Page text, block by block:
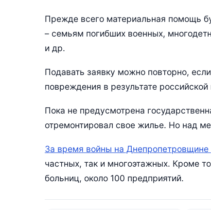
Прежде всего материальная помощь
– семьям погибших военных,
и др.
Подавать заявку можно повторно,
повреждения в результате российской
Пока не предусмотрена
отремонтировал свое жилье. Но над
За время войны на
частных, так и многоэтажных. Кроме
больниц, около 100 предприятий.